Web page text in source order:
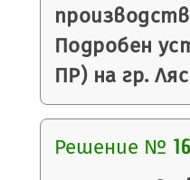
Подробен
ПР) на гр.
Решение №